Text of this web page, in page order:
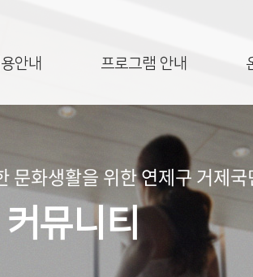
안내 프로그램 안내
문화생활을 위한 연제구 거제
커뮤니티